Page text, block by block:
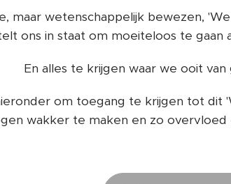
maar wetenschappelijk bewezen,
ons in staat om moeiteloos te gaan
En alles te krijgen waar we ooit
om toegang te krijgen tot dit
wakker te maken en zo